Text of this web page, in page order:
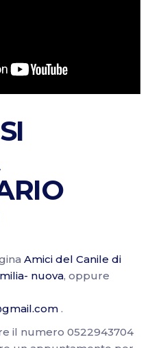
Amici del Canile di
nuova, oppure
.
il numero 0522943704